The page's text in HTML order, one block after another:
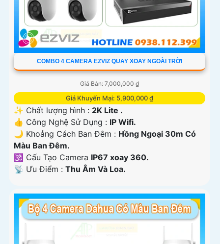
COMBO 4 CAMERA EZVIZ QUAY XOAY NGOÀI TRỜI
Giá Bán: 7,000,000 ₫
Giá Khuyến Mại: 5,900,000 ₫
✨ Chất lượng hình : 2K Lite .
👍 Công Nghệ Sử Dụng : IP Wifi.
🌙 Khoảng Cách Ban Đêm : Hồng Ngoại 30m Có
Màu Ban Ðêm.
🕉️ Cấu Tạo Camera IP67 xoay 360.
️📡 Ưu Điểm : Thu Âm Và Loa.